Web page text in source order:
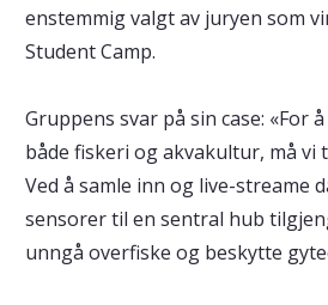
enstemmig valgt av juryen som
Student Camp.
Gruppens svar på sin case: «For
både fiskeri og akvakultur, må vi
Ved å samle inn og live-streame
sensorer til en sentral hub
unngå overfiske og beskytte